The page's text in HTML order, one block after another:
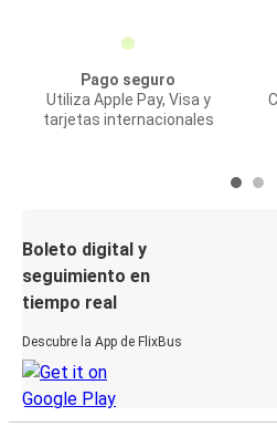
Pago seguro
Utiliza Apple Pay, Visa y
tarjetas internacionales
Boleto digital y
seguimiento en
tiempo real
Descubre la App de FlixBus